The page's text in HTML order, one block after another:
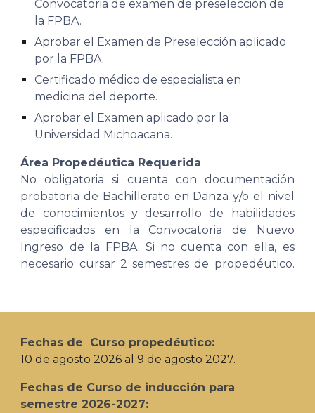
Convocatoria de examen de preselección de
la FPBA.
Aprobar el Examen de Preselección aplicado
por la FPBA.
Certificado médico de especialista en
medicina del deporte.
Aprobar el Examen aplicado por la
Universidad Michoacana.
Área Propedéutica Requerida
No obligatoria si cuenta con documentación
probatoria de Bachillerato en Danza y/o el nivel
de conocimientos y desarrollo de habilidades
especificados en la Convocatoria de Nuevo
Ingreso de la FPBA. Si no cuenta con ella, es
necesario cursar 2 semestres de propedéutico.
Fechas de Curso propedéutico:
10 de agosto 2026 al 9 de agosto 2027.
Fechas de Curso de inducción para
semestre 2026-2027: